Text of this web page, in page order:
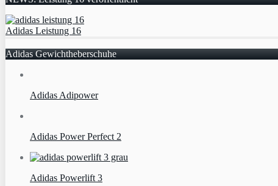
Adidas Leistung 16
Adidas Gewichtheberschuhe
Adidas Adipower
Adidas Power Perfect 2
Adidas Powerlift 3